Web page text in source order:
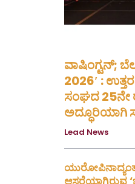
ವಾಷಿಂಗ್ಟನ್;
2026′ :
ಸಂಘದ
ಅದ್ಧೂರಿಯಾಗಿ
Lead News
ಆಸರೆಯಾಗಿರುವ